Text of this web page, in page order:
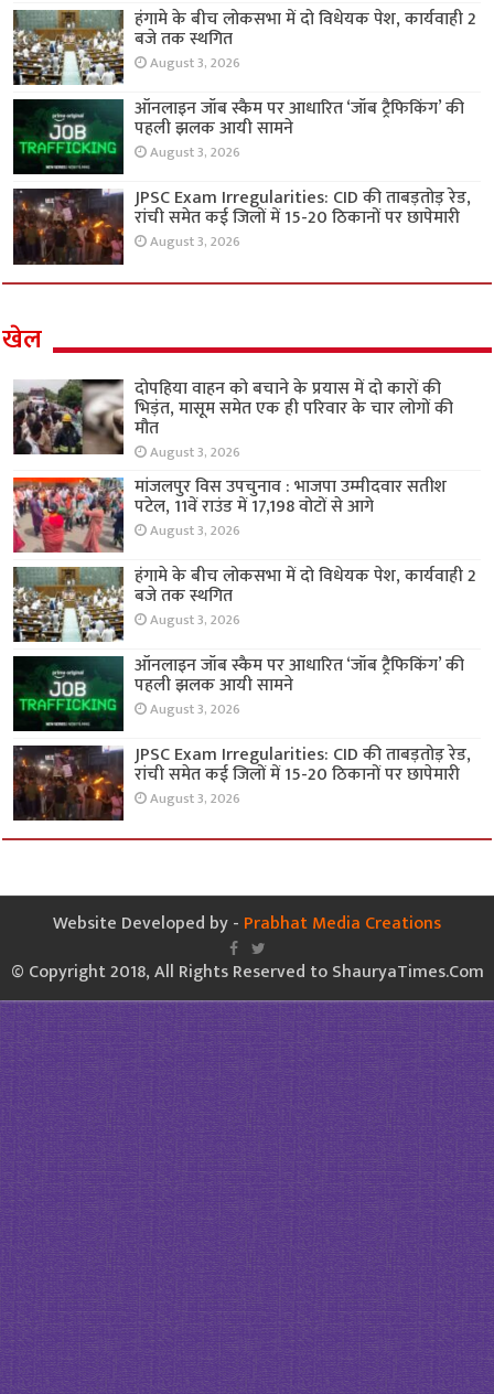
हंगामे के बीच लोकसभा में दो विधेयक पेश, कार्यवाही 2
बजे तक स्थगित
August 3, 2026
ऑनलाइन जॉब स्कैम पर आधारित ‘जॉब ट्रैफिकिंग’ की
पहली झलक आयी सामने
August 3, 2026
JPSC Exam Irregularities: CID की ताबड़तोड़ रेड,
रांची समेत कई जिलों में 15-20 ठिकानों पर छापेमारी
August 3, 2026
खेल
दोपहिया वाहन को बचाने के प्रयास में दो कारों की
भिड़ंत, मासूम समेत एक ही परिवार के चार लोगों की
मौत
August 3, 2026
मांजलपुर विस उपचुनाव : भाजपा उम्मीदवार सतीश
पटेल, 11वें राउंड में 17,198 वोटों से आगे
August 3, 2026
हंगामे के बीच लोकसभा में दो विधेयक पेश, कार्यवाही 2
बजे तक स्थगित
August 3, 2026
ऑनलाइन जॉब स्कैम पर आधारित ‘जॉब ट्रैफिकिंग’ की
पहली झलक आयी सामने
August 3, 2026
JPSC Exam Irregularities: CID की ताबड़तोड़ रेड,
रांची समेत कई जिलों में 15-20 ठिकानों पर छापेमारी
August 3, 2026
Website Developed by - Prabhat Media Creations
© Copyright 2018, All Rights Reserved to ShauryaTimes.Com